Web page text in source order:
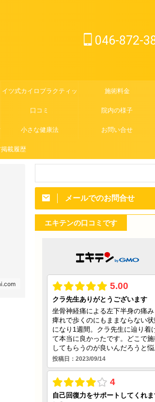
046-872-
イツ式カイロプラクティック 施術料金
口コミ 院内の様子
小さな健康法 お問い合せ
掲載履歴
メールでのお問合せ
エキテンの口コミです